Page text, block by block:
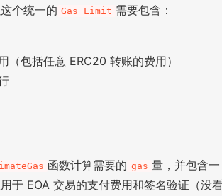
个统一的 Gas Limit 需要包含：
（包括任意 ERC20 转账的费用）
函数计算需要的 gas 量，并包含一
于 EOA 交易的支付费用和签名验证（没